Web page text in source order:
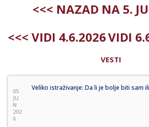
<<< NAZAD NA 5.
<<< VIDI 4.6.2026VIDI
VESTI
05
JU
N
202
6
Veliko istraživanje: Da li je bolje biti sam